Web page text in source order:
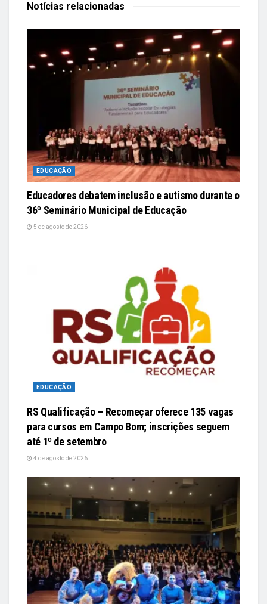
Notícias relacionadas
EDUCAÇÃO
Educadores debatem inclusão e autismo durante o
36º Seminário Municipal de Educação
5 de agosto de 2026
EDUCAÇÃO
RS Qualificação – Recomeçar oferece 135 vagas
para cursos em Campo Bom; inscrições seguem
até 1º de setembro
4 de agosto de 2026